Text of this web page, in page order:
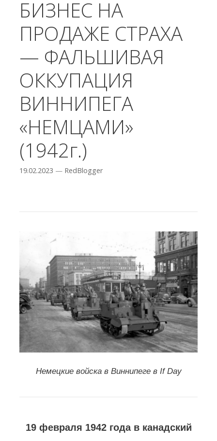
БИЗНЕС НА
ПРОДАЖЕ СТРАХА
— ФАЛЬШИВАЯ
ОККУПАЦИЯ
ВИННИПЕГА
«НЕМЦАМИ»
(1942г.)
19.02.2023 — RedBlogger
Немецкие войска в Виннипеге в If Day
19 февраля 1942 года в канадский